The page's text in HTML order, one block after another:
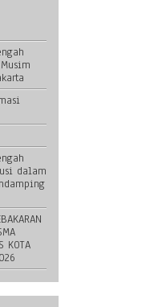
dalam
KOTA